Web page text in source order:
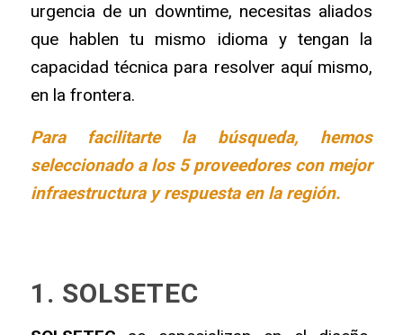
urgencia de un downtime, necesitas aliados
que hablen tu mismo idioma y tengan la
capacidad técnica para resolver aquí mismo,
en la frontera.
Para facilitarte la búsqueda, hemos
seleccionado a los 5 proveedores con mejor
infraestructura y respuesta en la región.
1. SOLSETEC